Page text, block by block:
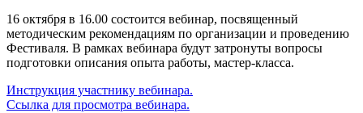
16 октября в 16.00 состоится вебинар, посвященный
методическим рекомендациям по организации и проведению
Фестиваля. В рамках вебинара будут затронуты вопросы
подготовки описания опыта работы, мастер-класса.
Инструкция участнику вебинара.
Ссылка для просмотра вебинара.